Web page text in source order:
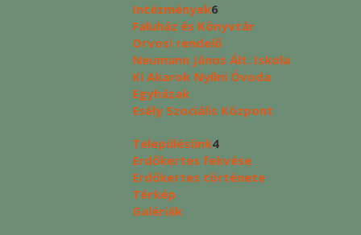
Intézmények6
Faluház és Könyvtár
Orvosi rendelő
Neumann János Ált. Iskola
Ki Akarok Nyílni Óvoda
Egyházak
Esély Szociális Központ
Településünk4
Erdőkertes fekvése
Erdőkertes története
Térkép
Galériák